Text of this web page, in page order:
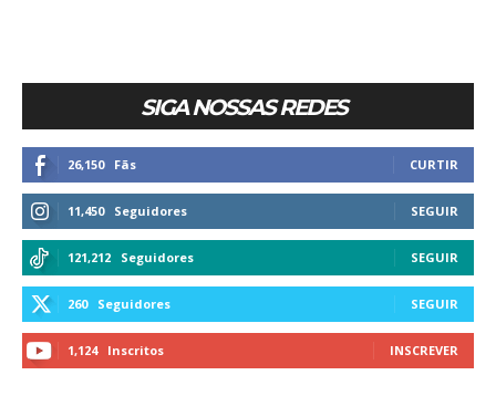
SIGA NOSSAS REDES
26,150 Fãs CURTIR
11,450 Seguidores SEGUIR
121,212 Seguidores SEGUIR
260 Seguidores SEGUIR
1,124 Inscritos INSCREVER